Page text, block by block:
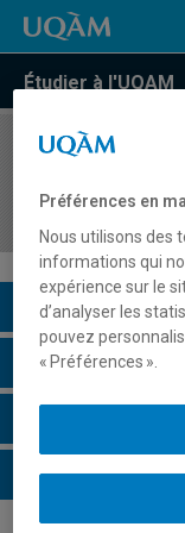
Étudier à l'UQAM
COURS//
des méthodes
Description du
Horaire - Été 2026
Horaire -
Horaire - Hiver
Préférences en
Nous utilisons des
informations qui
expérience sur le
d’analyser les
pouvez
« Préférences ».